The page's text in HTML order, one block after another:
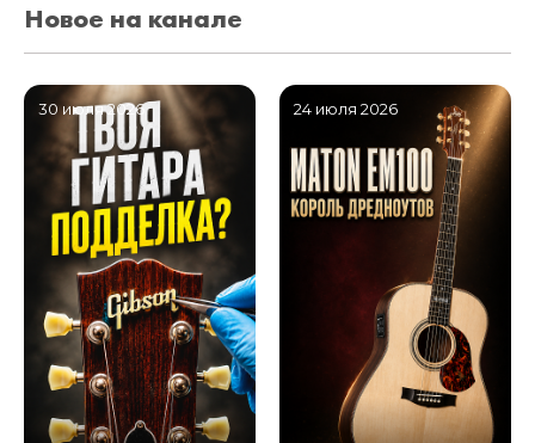
Новое на канале
30 июля 2026 24 июля 2026